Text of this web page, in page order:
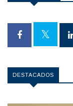
DESTACADOS